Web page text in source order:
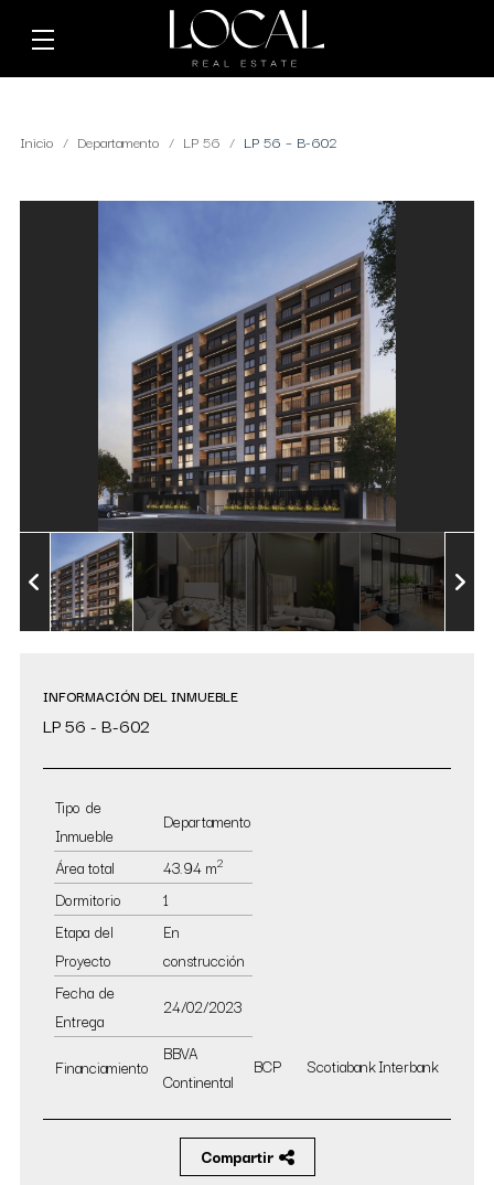
Inicio Departamento LP 56 LP 56 – B-602
INFORMACIÓN DEL INMUEBLE
LP 56 - B-602
Tipo de
Inmueble
Departamento
Área total
43.94 m2
Dormitorio
1
Etapa del
Proyecto
En
construcción
Fecha de
Entrega
24/02/2023
Financiamiento
BBVA
Continental
BCP ScotiabankInterbank
Compartir